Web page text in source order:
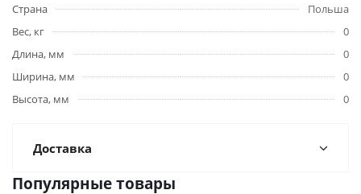
Страна
Польша
Вес, кг
0
Длина, мм
0
Ширина, мм
0
Высота, мм
0
Доставка
Популярные товары